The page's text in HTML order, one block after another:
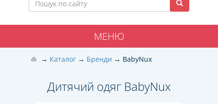
МЕНЮ
Каталог Бренди BabyNux
Дитячий одяг BabyNux